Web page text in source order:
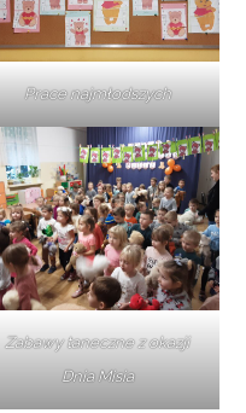
Prace najmłodszych
Zabawy taneczne z okazji
Dnia Misia